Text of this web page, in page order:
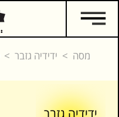
מסה ידידיה גזבר
ידידיה גזבר